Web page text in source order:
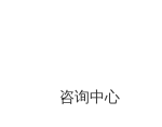
咨询中心